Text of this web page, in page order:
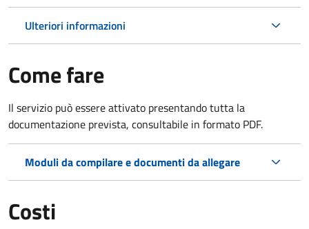
Ulteriori informazioni
Come fare
Il servizio può essere attivato presentando tutta la
documentazione prevista, consultabile in formato PDF.
Moduli da compilare e documenti da allegare
Costi